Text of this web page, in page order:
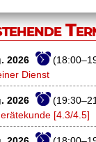
2026
Dienst
2026
[4.3/4.5]